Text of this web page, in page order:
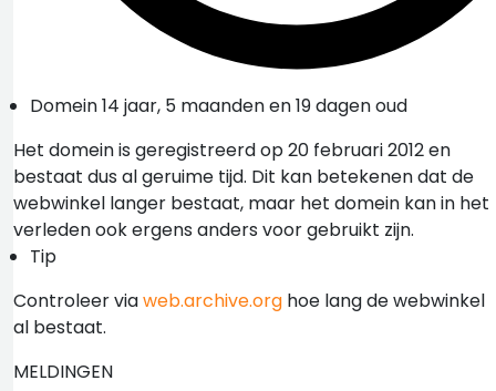
Domein 14 jaar, 5 maanden en 19 dagen oud
Het domein is geregistreerd op 20 februari 2012 en
bestaat dus al geruime tijd. Dit kan betekenen dat de
webwinkel langer bestaat, maar het domein kan in het
verleden ook ergens anders voor gebruikt zijn.
Tip
Controleer viaweb.archive.org hoe lang de webwinkel
al bestaat.
MELDINGEN